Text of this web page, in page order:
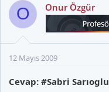
O Onur Özgür
12 Mayıs 2009
Cevap: #Sabri Sarıoglu